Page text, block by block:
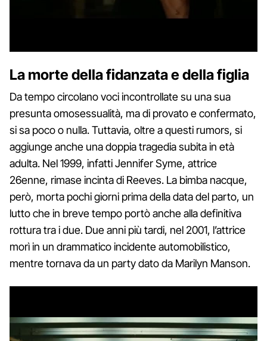
La morte della fidanzata e della figlia
Da tempo circolano voci incontrollate su una sua
presunta omosessualità, ma di provato e confermato,
si sa poco o nulla. Tuttavia, oltre a questi rumors, si
aggiunge anche una doppia tragedia subita in età
adulta. Nel 1999, infatti Jennifer Syme, attrice
26enne, rimase incinta di Reeves. La bimba nacque,
però, morta pochi giorni prima della data del parto, un
lutto che in breve tempo portò anche alla definitiva
rottura tra i due. Due anni più tardi, nel 2001, l’attrice
morì in un drammatico incidente automobilistico,
mentre tornava da un party dato da Marilyn Manson.